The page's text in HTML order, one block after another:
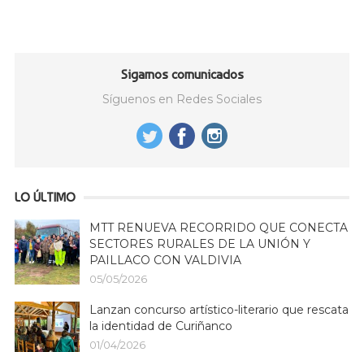
Sigamos comunicados
Síguenos en Redes Sociales
LO ÚLTIMO
MTT RENUEVA RECORRIDO QUE CONECTA
SECTORES RURALES DE LA UNIÓN Y
PAILLACO CON VALDIVIA
05/05/2026
Lanzan concurso artístico-literario que rescata
la identidad de Curiñanco
01/04/2026